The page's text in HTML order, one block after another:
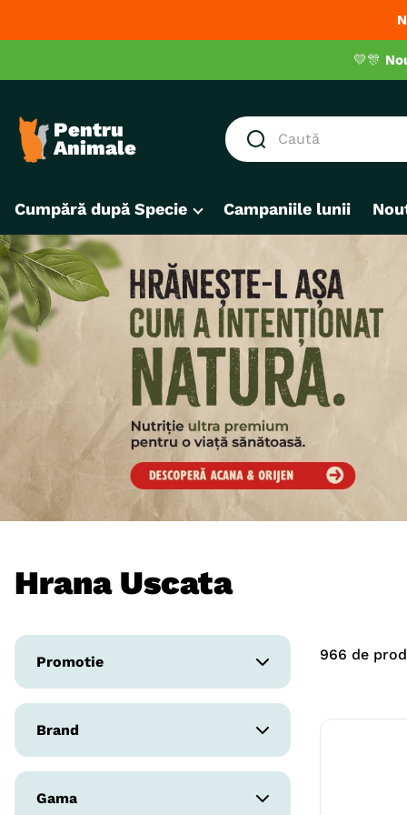
💛🎊
Caută
1. hrana umeda pisici
3.
royal canin
4. recompense
5. brit
6.
hrana uscata câini
7.
hypoallergenic
8.
acana
9. recompense caini
10. brit caini
Cumpără după Specie Campaniile lunii
Hrana Uscata
Promotie
Da
Brand
ROYAL CANIN
BRIT
Gama
966 de